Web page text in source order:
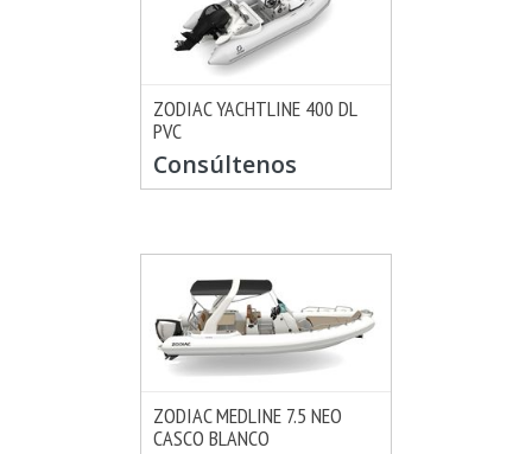
CONSULTAR
ZODIAC YACHTLINE 400 DL
PVC
Consúltenos
CONSULTAR
ZODIAC MEDLINE 7.5 NEO
CASCO BLANCO